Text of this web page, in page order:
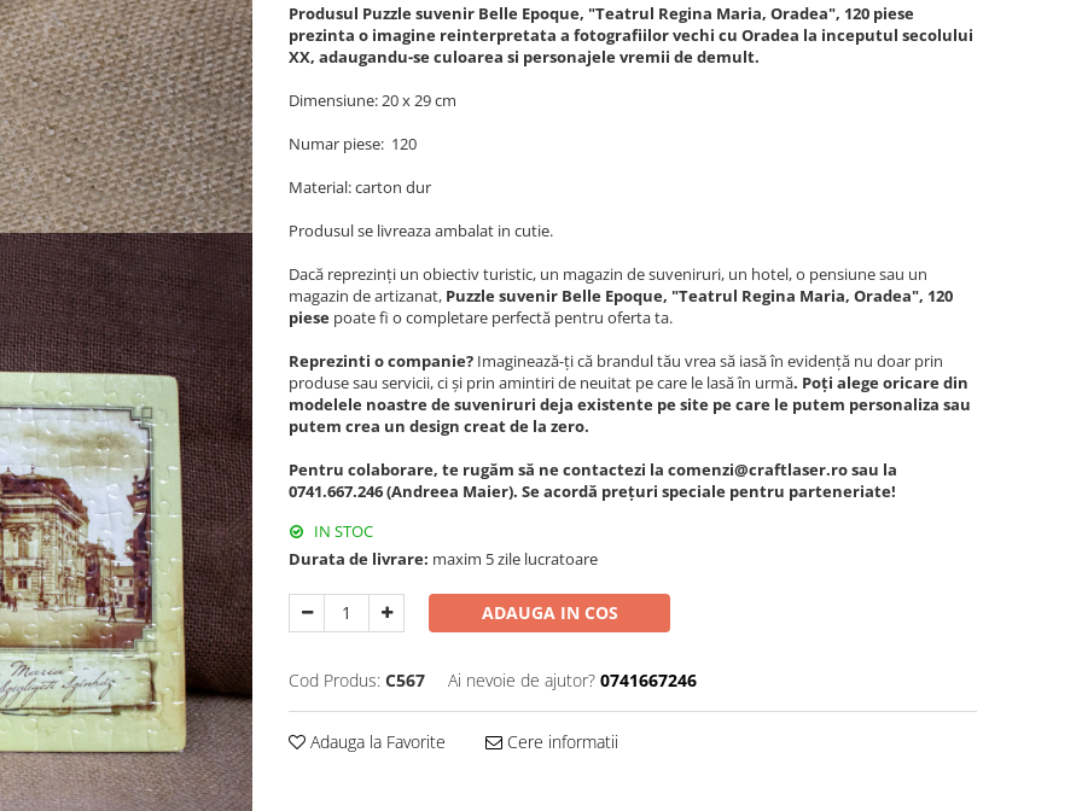
Produsul Puzzle suvenir Belle Epoque, "Teatrul Regina Maria, Oradea", 120 piese
prezinta o imagine reinterpretata a fotografiilor vechi cu Oradea la inceputul secolului
XX, adaugandu-se culoarea si personajele vremii de demult.
Dimensiune: 20 x 29 cm
Numar piese: 120
Material: carton dur
Produsul se livreaza ambalat in cutie.
Dacă reprezinți un obiectiv turistic, un magazin de suveniruri, un hotel, o pensiune sau un
magazin de artizanat, Puzzle suvenir Belle Epoque, "Teatrul Regina Maria, Oradea", 120
piese poate fi o completare perfectă pentru oferta ta.
Reprezinti o companie? Imaginează-ți că brandul tău vrea să iasă în evidență nu doar prin
produse sau servicii, ci și prin amintiri de neuitat pe care le lasă în urmă. Poți alege oricare din
modelele noastre de suveniruri deja existente pe site pe care le putem personaliza sau
putem crea un design creat de la zero.
Pentru colaborare, te rugăm să ne contactezi la comenzi@craftlaser.ro sau la
0741.667.246 (Andreea Maier). Se acordă prețuri speciale pentru parteneriate!
IN STOC
Durata de livrare: maxim 5 zile lucratoare
ADAUGA IN COS
Cod Produs: C567 Ai nevoie de ajutor? 0741667246
Adauga la Favorite Cere informatii